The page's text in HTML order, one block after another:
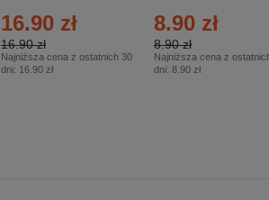
16.90 zł
16.90 zł
Najniższa cena z ostatnich 30
dni: 16.90 zł
8.90 zł
8.90 zł
Najniższa cena z
dni: 8.90 zł